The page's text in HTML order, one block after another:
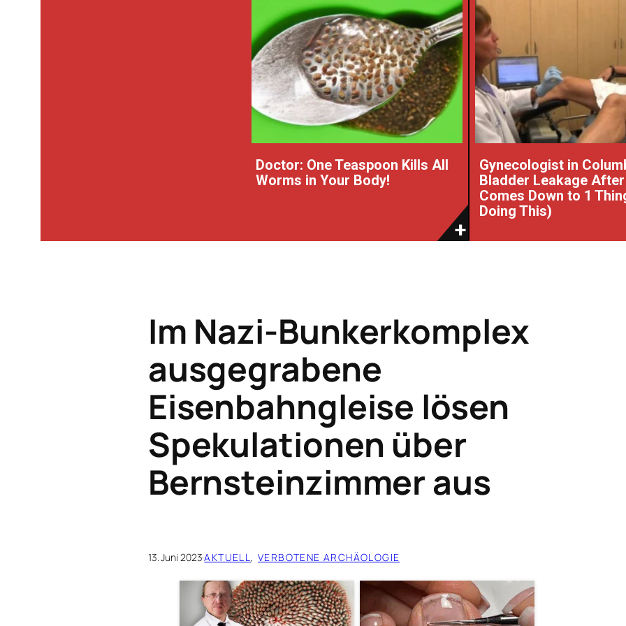
Doctor: One Teaspoon Kills All
Worms in Your Body!
Gynecologist in
Bladder Leakage
Comes Down to 1
Doing This)
Im Nazi-Bunkerkomplex
ausgegrabene
Eisenbahngleise lösen
Spekulationen über
Bernsteinzimmer aus
13. Juni 2023·AKTUELL, VERBOTENE ARCHÄOLOGIE